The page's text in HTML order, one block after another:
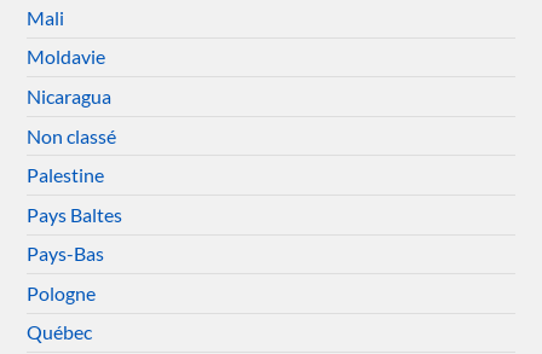
Mali
Moldavie
Nicaragua
Non classé
Palestine
Pays Baltes
Pays-Bas
Pologne
Québec